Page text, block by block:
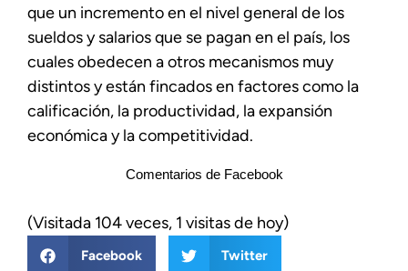
que un incremento en el nivel general de los
sueldos y salarios que se pagan en el país, los
cuales obedecen a otros mecanismos muy
distintos y están fincados en factores como la
calificación, la productividad, la expansión
económica y la competitividad.
Comentarios de Facebook
(Visitada 104 veces, 1 visitas de hoy)
Facebook Twitter